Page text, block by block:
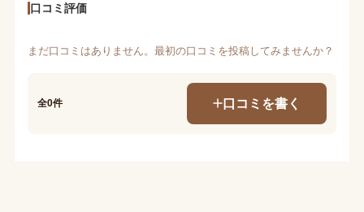
口コミ評価
まだ口コミはありません。最初の口コミを投稿してみませんか？
全0件 口コミを書く